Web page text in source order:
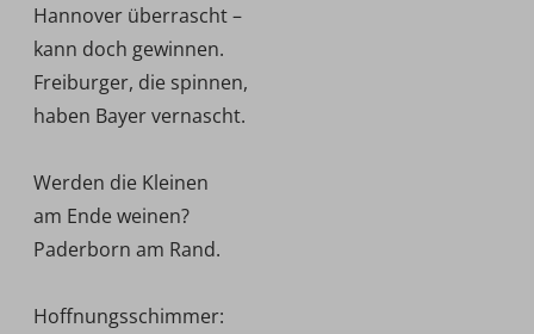
Hannover überrascht –
kann doch gewinnen.
Freiburger, die spinnen,
haben Bayer vernascht.
Werden die Kleinen
am Ende weinen?
Paderborn am Rand.
Hoffnungsschimmer: